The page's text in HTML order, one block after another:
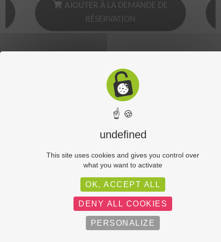
AJOUTER À LA DEMANDE DE
RÉSERVATION
POLITIQUE DE
CONFIDENTIALITÉ
PLAN DU
SITE
MENTIONS
LÉGALES
C-toucom web
☝ 🍪
undefined
This site uses cookies and gives you control over
what you want to activate
OK, ACCEPT ALL
DENY ALL COOKIES
PERSONALIZE